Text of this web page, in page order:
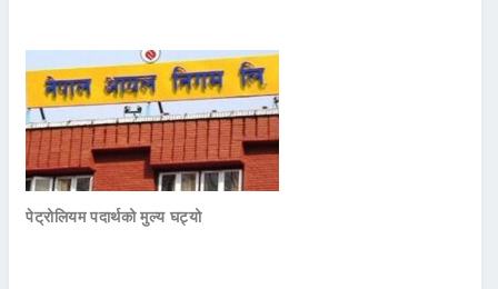
पेट्रोलियम पदार्थको मुल्य घट्यो